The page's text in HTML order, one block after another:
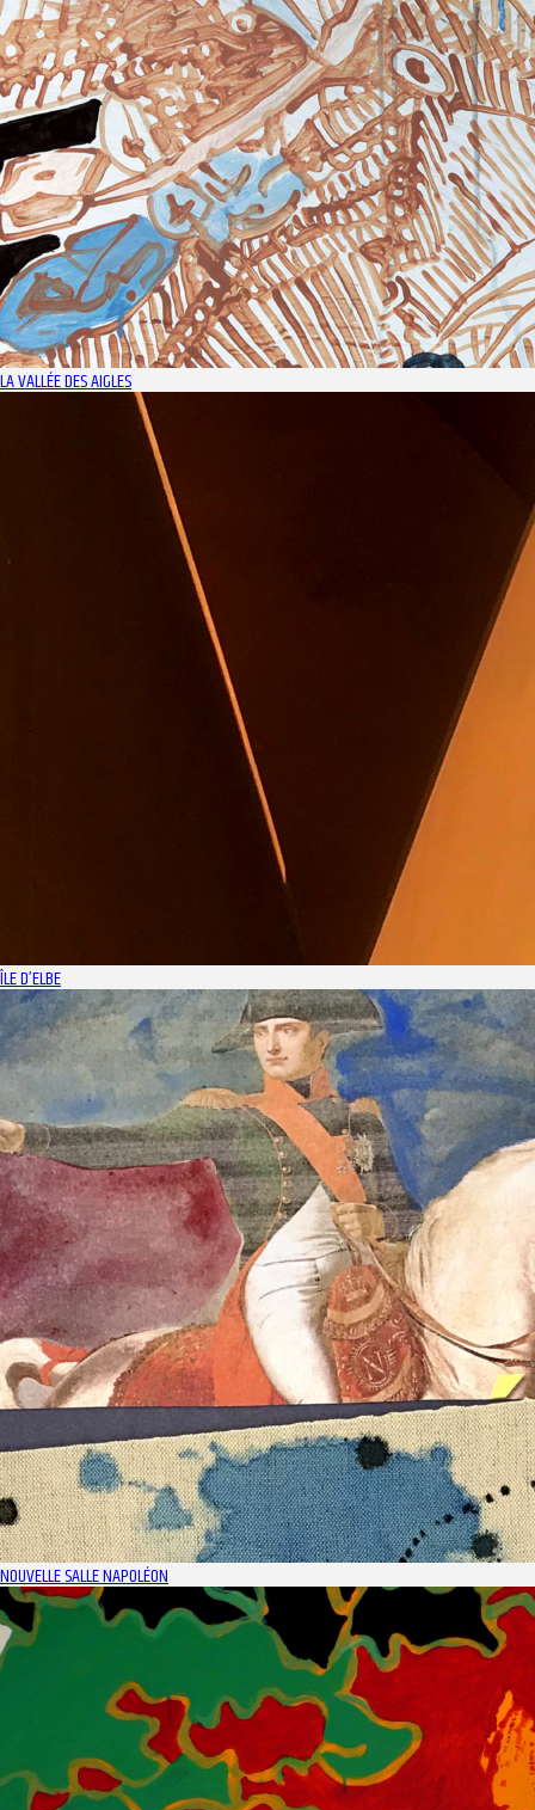
LA VALLÉE DES AIGLES
ÎLE D’ELBE
NOUVELLE SALLE NAPOLÉON